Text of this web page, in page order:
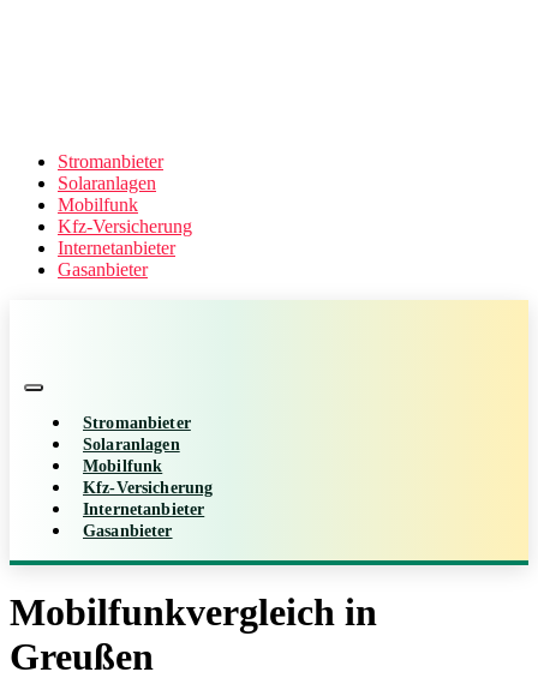
Stromanbieter
Solaranlagen
Mobilfunk
Kfz-Versicherung
Internetanbieter
Gasanbieter
Stromanbieter
Solaranlagen
Mobilfunk
Kfz-Versicherung
Internetanbieter
Gasanbieter
Mobilfunkvergleich in
Greußen